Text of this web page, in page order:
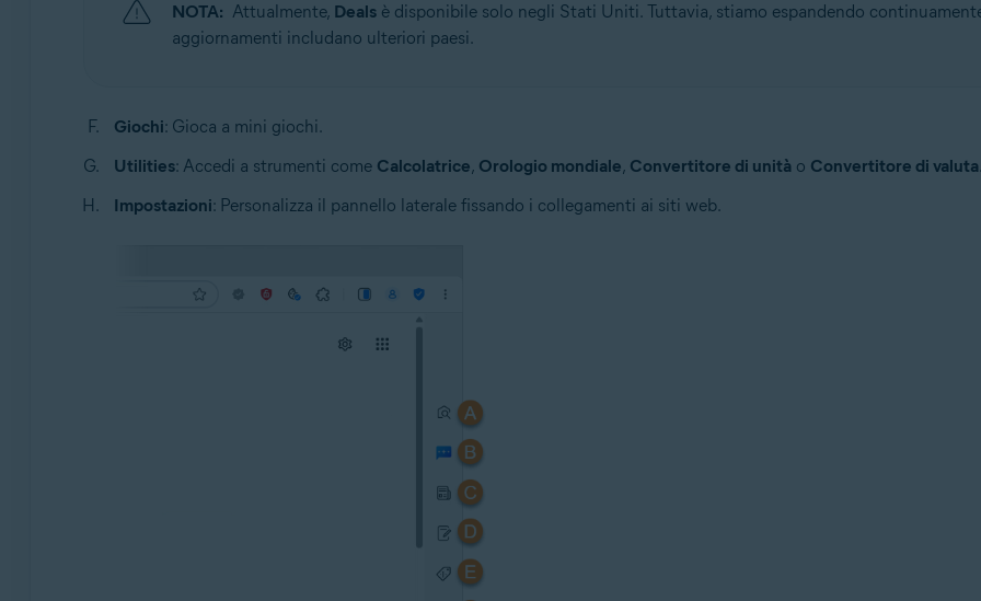
NOTA: Attualmente, Dealsè disponibile solo negli Stati Uniti. Tuttavia, stiamo espandendo
aggiornamenti includano ulteriori paesi.
Giochi: Gioca a mini giochi.
Utilities: Accedi a strumenti come Calcolatrice, Orologio mondiale, Convertitore di unitào Convertitore di valuta
Impostazioni: Personalizza il pannello laterale fissando i collegamenti ai siti web.